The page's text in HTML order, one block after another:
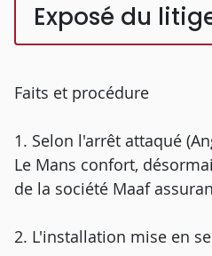
Exposé du
Faits et procédure
1. Selon l'arrêt attaqué
Le Mans confort,
de la société Maaf
2. L'installation mise en